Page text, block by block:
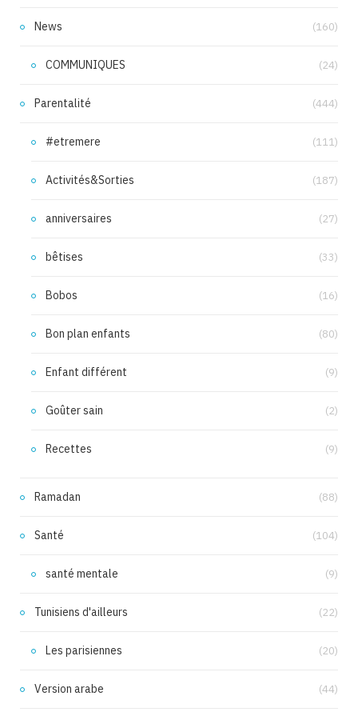
News (160)
COMMUNIQUES (24)
Parentalité (444)
#etremere (111)
Activités&Sorties (187)
anniversaires (27)
bêtises (33)
Bobos (16)
Bon plan enfants (80)
Enfant différent (9)
Goûter sain (2)
Recettes (9)
Ramadan (88)
Santé (104)
santé mentale (9)
Tunisiens d'ailleurs (22)
Les parisiennes (20)
Version arabe (44)